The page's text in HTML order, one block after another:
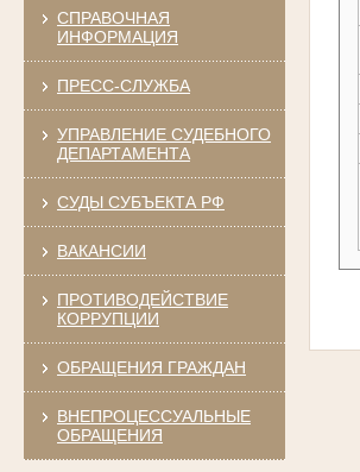
СПРАВОЧНАЯ
ИНФОРМАЦИЯ
ПРЕСС-СЛУЖБА
УПРАВЛЕНИЕ СУДЕБНОГО
ДЕПАРТАМЕНТА
СУДЫ СУБЪЕКТА РФ
ВАКАНСИИ
ПРОТИВОДЕЙСТВИЕ
КОРРУПЦИИ
ОБРАЩЕНИЯ ГРАЖДАН
ВНЕПРОЦЕССУАЛЬНЫЕ
ОБРАЩЕНИЯ